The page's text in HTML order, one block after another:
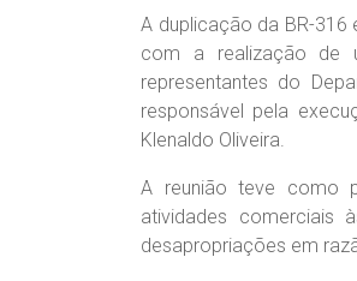
A duplicação da BR-316
com a realização de
representantes do
responsável pela
Klenaldo Oliveira.
A reunião teve como
atividades comerciais
desapropriações em